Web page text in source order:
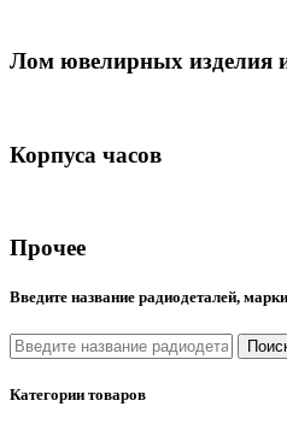
Лом ювелирных изделия
Корпуса часов
Прочее
Введите название радиодеталей,
Категории товаров